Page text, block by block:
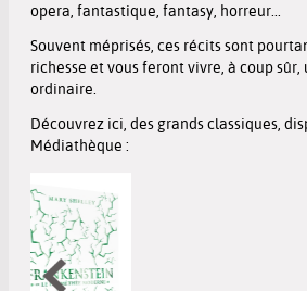
opera, fantastique, fantasy, horreur...
Souvent méprisés, ces récits sont
richesse et vous feront vivre, à coup
ordinaire.
Découvrez ici, des grands classiques,
Médiathèque :